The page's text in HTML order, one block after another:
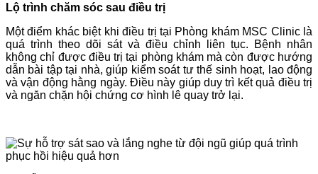
Lộ trình chăm sóc sau điều trị
Một điểm khác biệt khi điều trị tại Phòng khám MSC Clinic là
quá trình theo dõi sát và điều chỉnh liên tục. Bệnh nhân
không chỉ được điều trị tại phòng khám mà còn được hướng
dẫn bài tập tại nhà, giúp kiểm soát tư thế sinh hoạt, lao động
và vận động hằng ngày. Điều này giúp duy trì kết quả điều trị
và ngăn chặn hội chứng cơ hình lê quay trở lại.